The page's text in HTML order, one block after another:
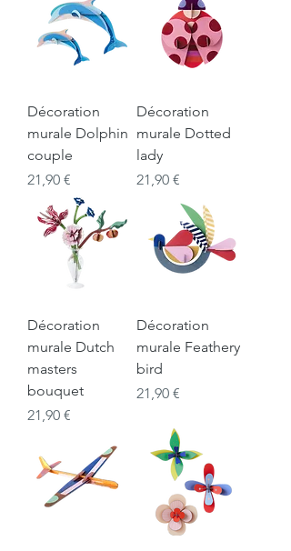
Décoration
murale Dolphin
couple
Prix
21,90 €
Décoration
murale Dotted
lady
Prix
21,90 €
Décoration
murale Dutch
masters
bouquet
Prix
21,90 €
Décoration
murale Feathery
bird
Prix
21,90 €